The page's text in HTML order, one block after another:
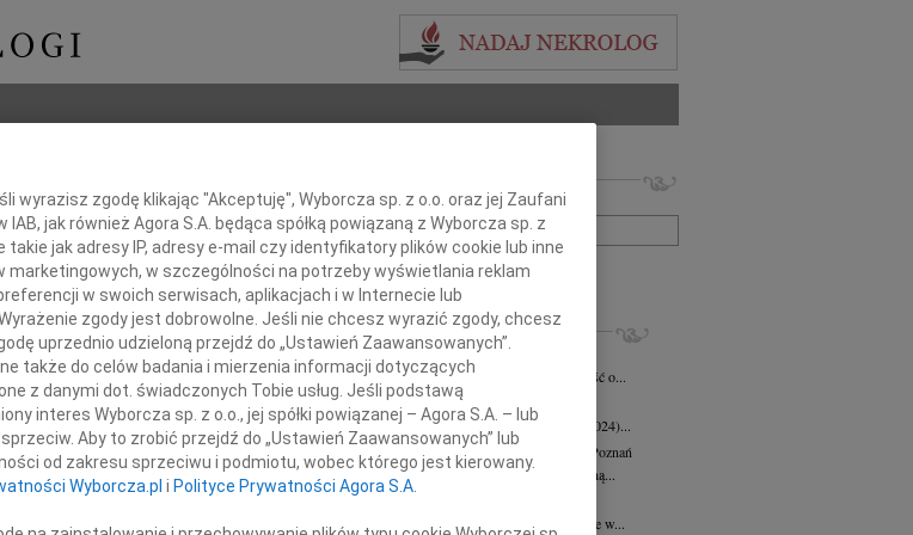
Imię i nazwisko lub numer ogłoszenia:
+ szukanie zaawansowane
INNE NEKROLOGI
Elżbieta Fikus 05.08.2026Poznań
Z głębokim smutkiem przyjęliśmy wiadomość o...
Alina Augustynowicz
Alina Augustynowicz z domu Hinz (1979-2024)...
Małgorzata Oleśkowicz-Popiel
Poznań
Z głębokim smutkiem żegnamy naszą wybitną...
Witold Szulc
Z głębokim żalem przyjęliśmy wiadomość, że w...
wyrazisz zgodę klikając "Akceptuję", Wyborcza sp. z o.o. oraz jej Zaufani
jak również Agora S.A. będąca spółką powiązaną z Wyborcza sp. z
jak adresy IP, adresy e-mail czy identyfikatory plików cookie lub inne
marketingowych, w szczególności na potrzeby wyświetlania reklam
w swoich serwisach, aplikacjach i w Internecie lub
zgody jest dobrowolne. Jeśli nie chcesz wyrazić zgody, chcesz
uprzednio udzieloną przejdź do „Ustawień Zaawansowanych”.
także do celów badania i mierzenia informacji dotyczących
z danymi dot. świadczonych Tobie usług. Jeśli podstawą
interes Wyborcza sp. z o.o., jej spółki powiązanej – Agora S.A. – lub
Aby to zrobić przejdź do „Ustawień Zaawansowanych” lub
od zakresu sprzeciwu i podmiotu, wobec którego jest kierowany.
Wyborcza.pl i Polityce Prywatności Agora S.A.